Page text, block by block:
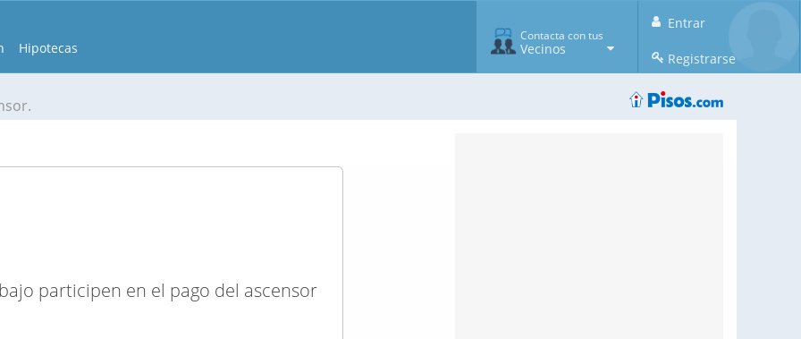
Hipotecas
Entrar
Registrarse
Contacta con tus
Vecinos
participen en el pago del ascensor